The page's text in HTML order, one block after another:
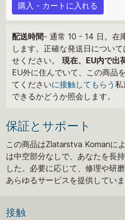
購入 - カートに入れる
配送時間- 通常 10 - 14 日。在
します。正確な発送日につい
せください。 現在、EU内で出
EU外に住んでいて、この商品
てくださいに接触してもらう 私
できるかどうか照会します。
保証とサポート
この商品はZlatarstva Komanに
は中空部分なしで、あなたを長
した。必要に応じて、修理や研
あらゆるサービスを提供していま
接触